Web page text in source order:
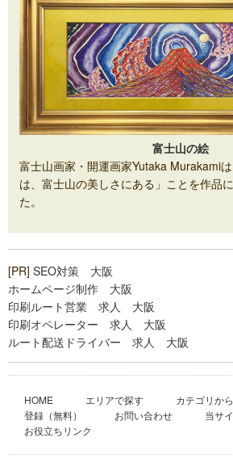
富士山の絵
富士山画家・開運画家Yutaka Murakami
は、富士山の美しさにある」ことを作品
た。
[PR] SEO対策 大阪
ホームページ制作 大阪
印刷ルート営業 求人 大阪
印刷オペレーター 求人 大阪
ルート配送ドライバー 求人 大阪
HOME エリアで探す
カテゴリか
登録（無料）
お問い合わせ
当サ
お役立ちリンク